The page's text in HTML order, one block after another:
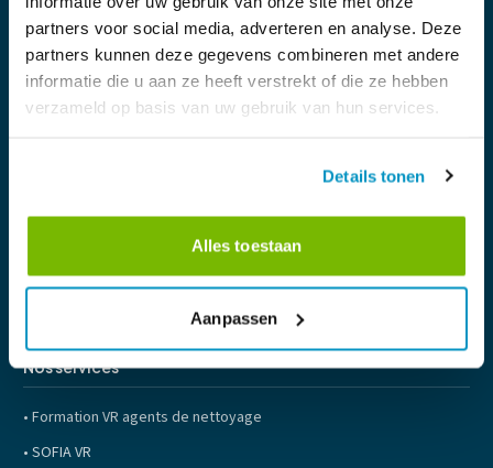
partners voor social media, adverteren en analyse. Deze
partners kunnen deze gegevens combineren met andere
informatie die u aan ze heeft verstrekt of die ze hebben
verzameld op basis van uw gebruik van hun services.
Details tonen
Alles toestaan
Aanpassen
Navigation
FAQ
Nos services
• Formation VR agents de nettoyage
• SOFIA VR